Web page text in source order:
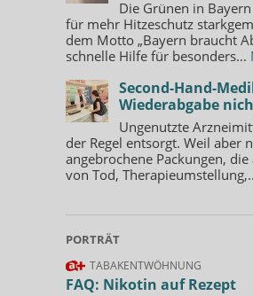
Die Grünen in
für mehr Hitzeschutz
dem Motto „Bayern braucht
schnelle Hilfe für besonders...
Second-Hand-
Wiederabgabe
Ungenutzte
der Regel entsorgt. Weil aber
angebrochene Packungen,
von Tod,
PORTRÄT
TABAKENTWÖHNUNG
FAQ: Nikotin auf Rezept